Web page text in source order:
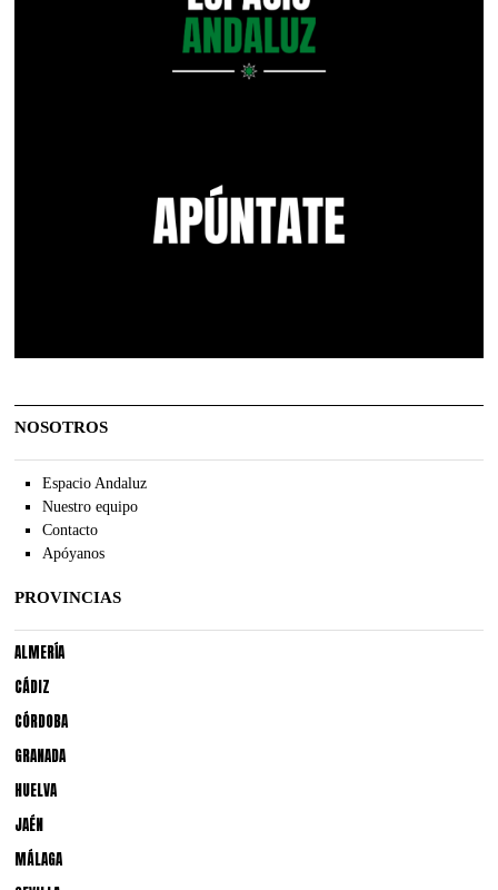
NOSOTROS
Espacio Andaluz
Nuestro equipo
Contacto
Apóyanos
PROVINCIAS
ALMERÍA
CÁDIZ
CÓRDOBA
GRANADA
HUELVA
JAÉN
MÁLAGA